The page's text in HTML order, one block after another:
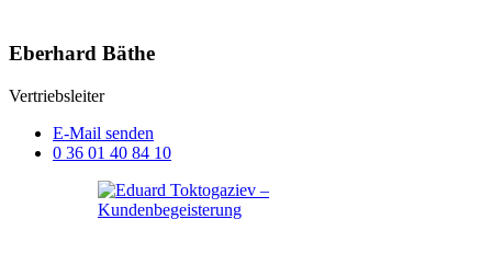
Eberhard Bäthe
Vertriebsleiter
E-Mail senden
0 36 01 40 84 10